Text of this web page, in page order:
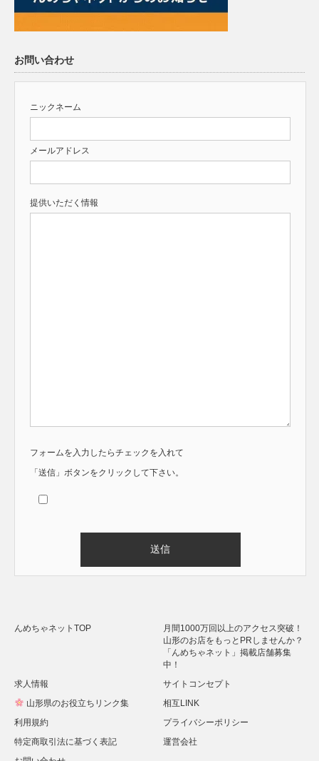
お問い合わせ
ニックネーム
メールアドレス
提供いただく情報
フォームを入力したらチェックを入れて
「送信」ボタンをクリックして下さい。
んめちゃネットTOP
月間1000万回以上のアクセス突破！
山形のお店をもっとPRしませんか？
「んめちゃネット」掲載店舗募集
中！
求人情報
サイトコンセプト
山形県のお役立ちリンク集
相互LINK
利用規約
プライバシーポリシー
特定商取引法に基づく表記
運営会社